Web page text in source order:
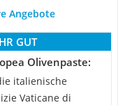
Angebote
GUT
Olivenpaste:
italienische
Vaticane di